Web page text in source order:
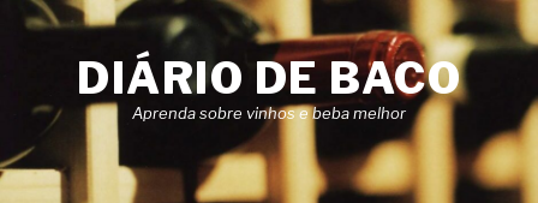
Pular
DIÁRIO DE BACO
Aprenda sobre vinhos e beba melhor